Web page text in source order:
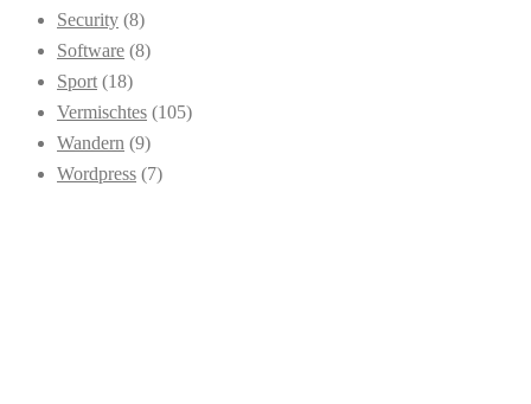
Security (8)
Software (8)
Sport (18)
Vermischtes (105)
Wandern (9)
Wordpress (7)